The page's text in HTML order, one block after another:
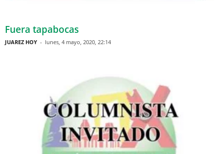
Fuera tapabocas
JUAREZ HOY - lunes, 4 mayo, 2020, 22:14